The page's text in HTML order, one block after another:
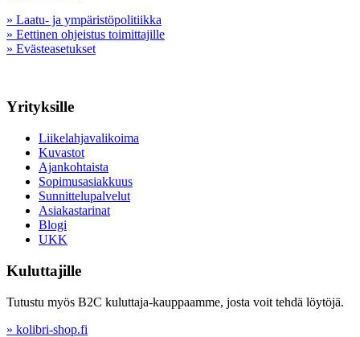
» Laatu- ja ympäristöpolitiikka
» Eettinen ohjeistus toimittajille
» Evästeasetukset
Yrityksille
Liikelahjavalikoima
Kuvastot
Ajankohtaista
Sopimusasiakkuus
Sunnittelupalvelut
Asiakastarinat
Blogi
UKK
Kuluttajille
Tutustu myös B2C kuluttaja-kauppaamme, josta voit tehdä löytöjä.
» kolibri-shop.fi